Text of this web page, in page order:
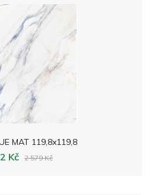
MAT 119,8x119,8
Kč 2 579 Kč